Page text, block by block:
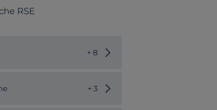
RSE
+ 8 Choisir une autre couleur
+ 3 Choisir un autre modèle